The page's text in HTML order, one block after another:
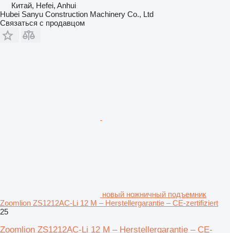
Китай, Hefei, Anhui
Hubei Sanyu Construction Machinery Co., Ltd
Связаться с продавцом
новый ножничный подъемник
Zoomlion ZS1212AC-Li 12 M – Herstellergarantie – CE-zertifiziert
25
Zoomlion ZS1212AC-Li 12 M – Herstellergarantie – CE-